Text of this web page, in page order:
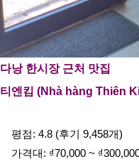
다낭 한시장 근처 맛집
티엔킴 (Nhà hàng Thiên
평점: 4.8 (후기 9,458개)
가격대: ₫70,000 ~